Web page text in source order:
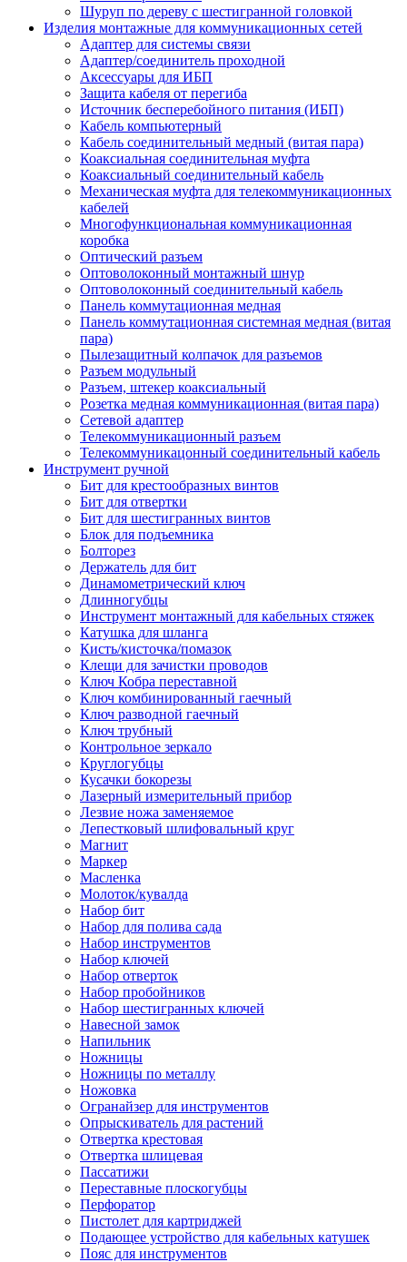
Шуруп по дереву с шестигранной головкой
Изделия монтажные для коммуникационных сетей
Адаптер для системы связи
Адаптер/соединитель проходной
Аксессуары для ИБП
Защита кабеля от перегиба
Источник бесперебойного питания (ИБП)
Кабель компьютерный
Кабель соединительный медный (витая пара)
Коаксиальная соединительная муфта
Коаксиальный соединительный кабель
Механическая муфта для телекоммуникационных
кабелей
Многофункциональная коммуникационная
коробка
Оптический разъем
Оптоволоконный монтажный шнур
Оптоволоконный соединительный кабель
Панель коммутационная медная
Панель коммутационная системная медная (витая
пара)
Пылезащитный колпачок для разъемов
Разъем модульный
Разъем, штекер коаксиальный
Розетка медная коммуникационная (витая пара)
Сетевой адаптер
Телекоммуникационный разъем
Телекоммуникацонный соединительный кабель
Инструмент ручной
Бит для крестообразных винтов
Бит для отвертки
Бит для шестигранных винтов
Блок для подъемника
Болторез
Держатель для бит
Динамометрический ключ
Длинногубцы
Инструмент монтажный для кабельных стяжек
Катушка для шланга
Кисть/кисточка/помазок
Клещи для зачистки проводов
Ключ Кобра переставной
Ключ комбинированный гаечный
Ключ разводной гаечный
Ключ трубный
Контрольное зеркало
Круглогубцы
Кусачки бокорезы
Лазерный измерительный прибор
Лезвие ножа заменяемое
Лепестковый шлифовальный круг
Магнит
Маркер
Масленка
Молоток/кувалда
Набор бит
Набор для полива сада
Набор инструментов
Набор ключей
Набор отверток
Набор пробойников
Набор шестигранных ключей
Навесной замок
Напильник
Ножницы
Ножницы по металлу
Ножовка
Огранайзер для инструментов
Опрыскиватель для растений
Отвертка крестовая
Отвертка шлицевая
Пассатижи
Переставные плоскогубцы
Перфоратор
Пистолет для картриджей
Подающее устройство для кабельных катушек
Пояс для инструментов